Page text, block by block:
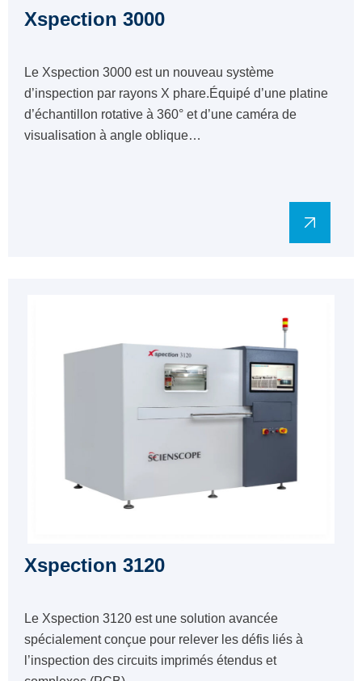
Xspection 3000
Le Xspection 3000 est un nouveau système
d’inspection par rayons X phare.Équipé d’une platine
d’échantillon rotative à 360° et d’une caméra de
visualisation à angle oblique…
Xspection 3120
Le Xspection 3120 est une solution avancée
spécialement conçue pour relever les défis liés à
l’inspection des circuits imprimés étendus et